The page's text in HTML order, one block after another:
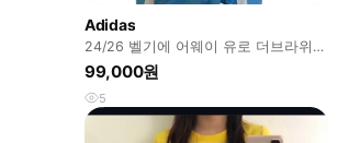
Adidas
24/26 벨기에 어웨이 유로 더브라위너
정품 유니폼
99,000원
5